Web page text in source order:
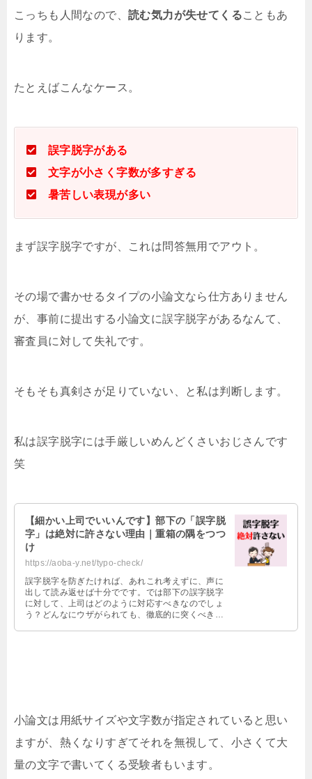
こっちも人間なので、 読む気力が失せてくることもあ
ります。
たとえばこんなケース。
誤字脱字がある
文字が小さく字数が多すぎる
暑苦しい表現が多い
まず誤字脱字ですが、これは問答無用でアウト。
その場で書かせるタイプの小論文なら仕方ありません
が、事前に提出する小論文に誤字脱字があるなんて、
審査員に対して失礼です。
そもそも真剣さが足りていない、と私は判断します。
私は誤字脱字には手厳しいめんどくさいおじさんです
笑
【細かい上司でいいんです】部下の「誤字脱
字」は絶対に許さない理由｜重箱の隅をつつ
け
https://aoba-y.net/typo-check/
誤字脱字を防ぎたければ、あれこれ考えずに、声に
出して読み返せば十分でです。では部下の誤字脱字
に対して、上司はどのように対応すべきなのでしょ
う？どんなにウザがられても、徹底的に突くべきで
小論文は用紙サイズや文字数が指定されていると思い
ますが、熱くなりすぎてそれを無視して、小さくて大
量の文字で書いてくる受験者もいます。